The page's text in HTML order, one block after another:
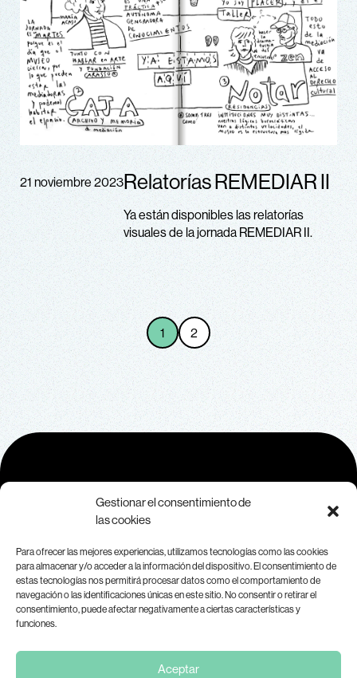
Gestionar el consentimiento de
las cookies
Para ofrecer las mejores experiencias, utilizamos tecnologías como las cookies
para almacenar y/o acceder a la información del dispositivo. El consentimiento de
estas tecnologías nos permitirá procesar datos como el comportamiento de
navegación o las identificaciones únicas en este sitio. No consentir o retirar el
consentimiento, puede afectar negativamente a ciertas características y
funciones.
Aceptar
21 noviembre 2023Relatorías REMEDIAR II
Ya están disponibles las relatorías
visuales de la jornada REMEDIAR II.
1 2
Contacto
través deinfo@marplataforma.org.
Aviso legal